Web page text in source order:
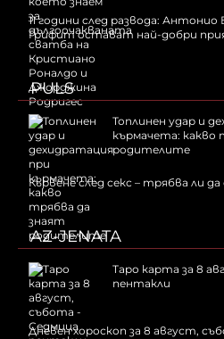
11 години след развода:
Грифит остават най-добри
PULS
Топлинен удар и
кърмачета: какво
родителите
Кървене след секс – трябва ли
AZ-JENATA
Таро карта за 8
пентакли
Дневен хороскоп за 8 август,